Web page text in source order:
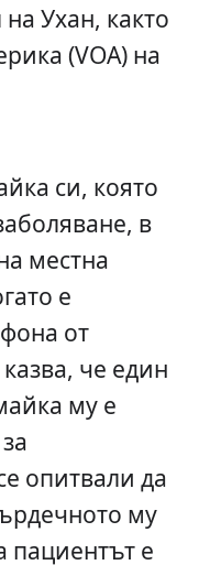
Ухан, както
(VOA) на
си, която
в
местна
е
от
че един
му е
опитвали да
му
пациентът е